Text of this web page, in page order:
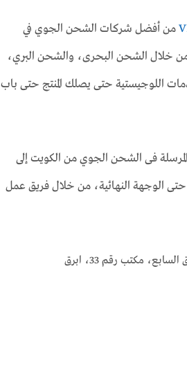
من أفضل شركات الشحن الجوي في
خلال الشحن البحرى، والشحن البري،
اللوجيستية حتى يصلك المنتج حتى باب
فى الشحن الجوي من الكويت إلى
حتى الوجهة النهائية، من خلال فريق عمل
مبنى هاجر، بالقرب من بنك برقان الطابق السابع، مكتب رقم 33، ابرق